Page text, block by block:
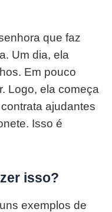
que faz
Um dia, ela
Em pouco
Logo, ela começa
ajudantes
Isso é
isso?
exemplos de